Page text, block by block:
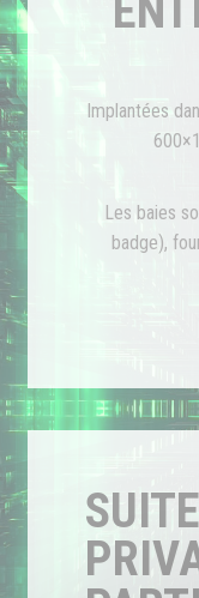
Implantées
Les baies
badge),